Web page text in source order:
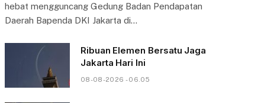
hebat mengguncang Gedung Badan Pendapatan
Daerah Bapenda DKI Jakarta di…
Ribuan Elemen Bersatu Jaga
Jakarta Hari Ini
08-08-2026 - 06.05